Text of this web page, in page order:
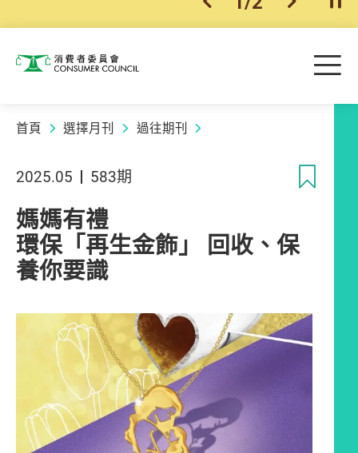
開
消費者委員會 目
首頁 選擇月刊 過往期刊
2025.05 583期
媽媽有禮
環保「再生金飾」 回收、保
養你要識